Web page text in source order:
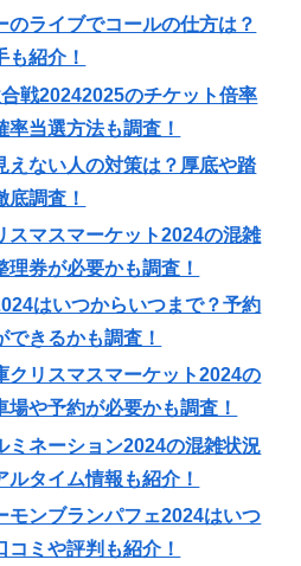
のライブでコールの仕方は？
も紹介！
戦20242025のチケット倍率
率当選方法も調査！
えない人の対策は？厚底や踏
底調査！
スマスマーケット2024の混雑
理券が必要かも調査！
はいつからいつまで？予約
きるかも調査！
クリスマスマーケット2024の
場や予約が必要かも調査！
ミネーション2024の混雑状況
ルタイム情報も紹介！
モンブランパフェ2024はいつ
ミや評判も紹介！